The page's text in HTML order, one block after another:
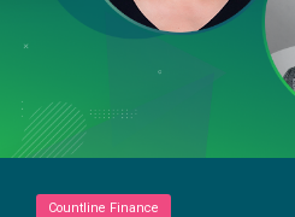
Countline Finance